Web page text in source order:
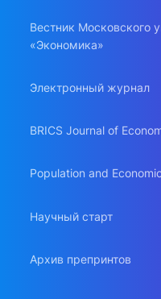
Вестник Московского
«Экономика»
Электронный журнал
BRICS Journal of
Population and
Научный старт
Архив препринтов